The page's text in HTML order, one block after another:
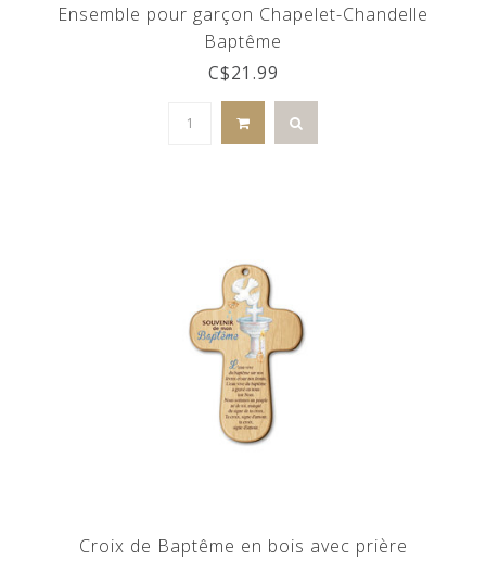
Ensemble pour garçon Chapelet-Chandelle
Baptême
C$21.99
Croix de Baptême en bois avec prière